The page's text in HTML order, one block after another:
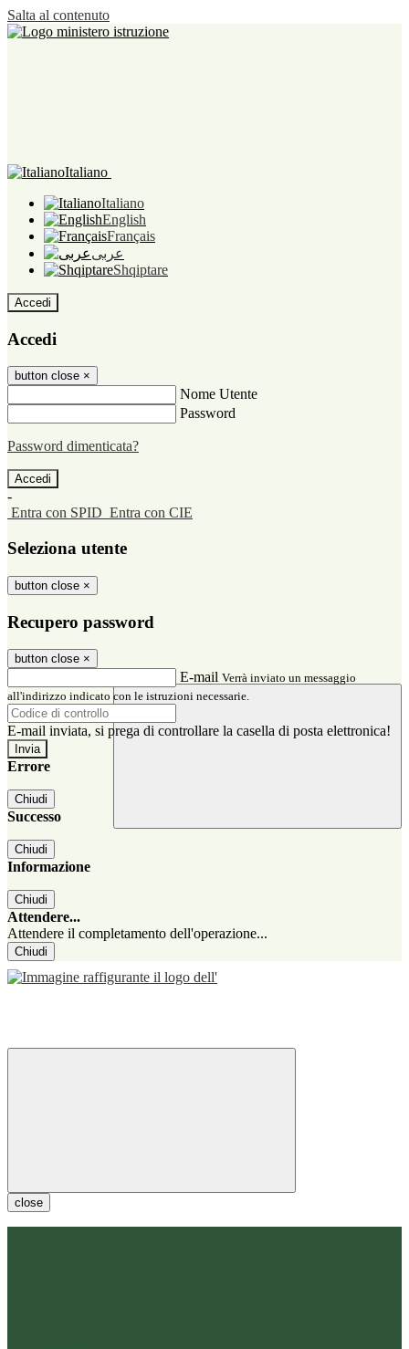
Salta al contenuto
Italiano
Italiano
English
Français
عربى
Shqiptare
Accedi
Accedi
button close ×
Nome Utente
Password
Password dimenticata?
-
Entra con SPID Entra con CIE
Seleziona utente
button close ×
Recupero password
button close ×
E-mail Verrà inviato un messaggio
all'indirizzo indicato con le istruzioni necessarie.
E-mail inviata, si prega di controllare la casella di posta elettronica!
Errore
Chiudi
Successo
Chiudi
Informazione
Chiudi
Attendere...
Attendere il completamento dell'operazione...
Chiudi
close